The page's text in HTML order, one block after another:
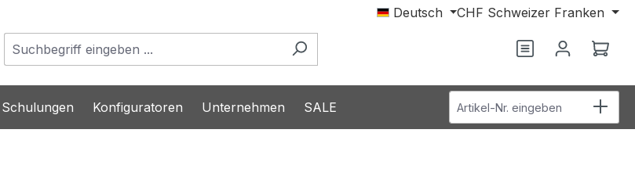
Deutsch CHF Schweizer Franken
Du hast 0
Schulungen Konfiguratoren Unternehmen SALE Artikel-Nr. eingeben